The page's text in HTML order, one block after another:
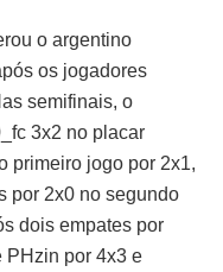
o argentino
os jogadores
semifinais, o
3x2 no placar
primeiro jogo por 2x1,
por 2x0 no segundo
dois empates por
PHzin por 4x3 e